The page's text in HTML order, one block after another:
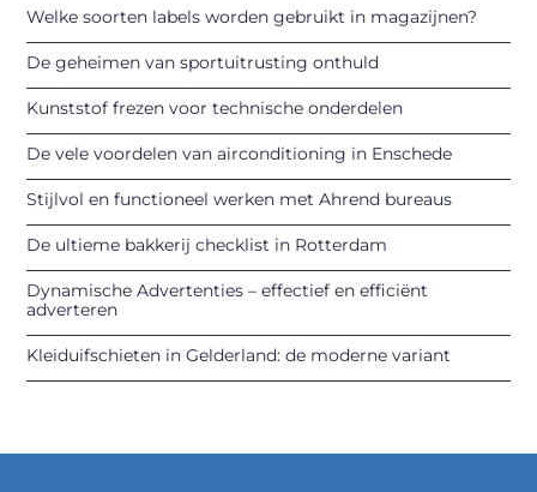
Welke soorten labels worden gebruikt in magazijnen?
De geheimen van sportuitrusting onthuld
Kunststof frezen voor technische onderdelen
De vele voordelen van airconditioning in Enschede
Stijlvol en functioneel werken met Ahrend bureaus
De ultieme bakkerij checklist in Rotterdam
Dynamische Advertenties – effectief en efficiënt
adverteren
Kleiduifschieten in Gelderland: de moderne variant